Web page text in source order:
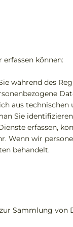
können:
während des
aus
Sie
erfassen,
Wenn wir
behandelt.
Sammlung von